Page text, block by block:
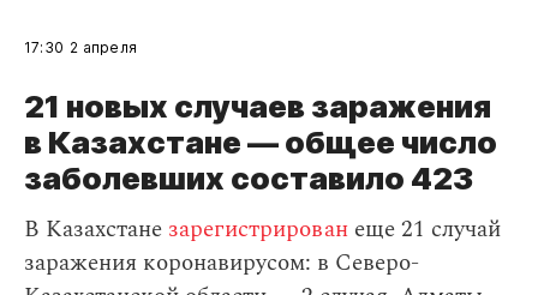
17:30 2 апреля
21 новых случаев заражения
в Казахстане — общее число
заболевших составило 423
В Казахстане зарегистрирован еще 21 случай
заражения коронавирусом: в Северо-